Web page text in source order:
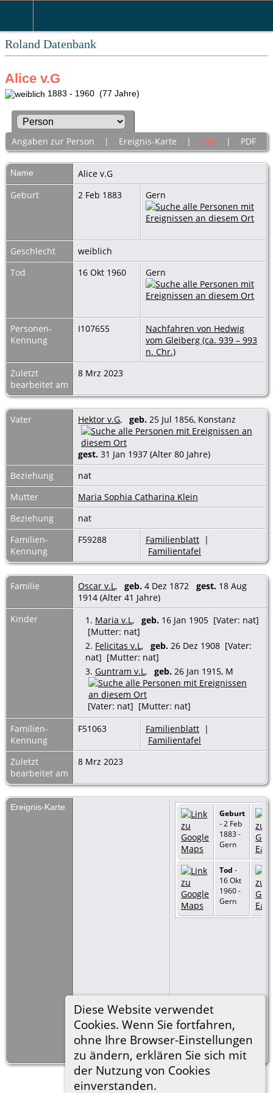
Roland Datenbank
Diese Website verwendet
Cookies. Wenn Sie fortfahren,
ohne Ihre Browser-Einstellungen
zu ändern, erklären Sie sich mit
der Nutzung von Cookies
einverstanden.
Alice v.G
1883 - 1960 (77 Jahre)
Angaben zur Person | Ereignis-Karte | Alle | PDF
Name Alice v.G
Geburt
2 Feb 1883 Gern
Geschlecht
weiblich
Tod
16 Okt 1960 Gern
Personen-
Kennung
I107655
Nachfahren von Hedwig
vom Gleiberg (ca. 939 – 993
n. Chr.)
Zuletzt
bearbeitet am
8 Mrz 2023
Vater Hektor v.G, geb. 25 Jul 1856, Konstanz
gest. 31 Jan 1937 (Alter 80 Jahre)
Beziehung
nat
Mutter
Maria Sophia Catharina Klein
Beziehung
nat
Familien-
Kennung
F59288 Familienblatt |
Familientafel
Familie Oscar v.L, geb. 4 Dez 1872 gest. 18 Aug
1914 (Alter 41 Jahre)
Kinder
1. Maria v.L, geb. 16 Jan 1905 [Vater: nat]
[Mutter: nat]
2. Felicitas v.L, geb. 26 Dez 1908 [Vater:
nat] [Mutter: nat]
3. Guntram v.L, geb. 26 Jan 1915, M
[Vater: nat] [Mutter: nat]
Familien-
Kennung
F51063 Familienblatt |
Familientafel
Zuletzt
bearbeitet am
8 Mrz 2023
Ereignis-Karte
Geburt
- 2 Feb
1883 -
Gern
Tod -
16 Okt
1960 -
Gern
=Link zu Google
Earth